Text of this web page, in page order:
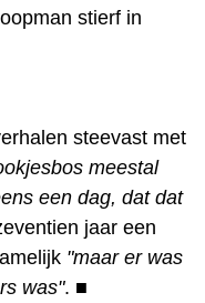
stierf in
steevast met
meestal
een dag, dat dat
jaar een
"maar er was
was". ■